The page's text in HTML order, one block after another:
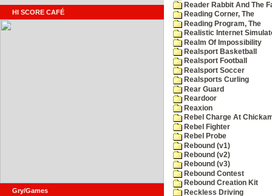
HI SCORE CAFÉ
Gry/Games
Reader Rabbit And The
Reading Corner, The
Reading Program, The
Realistic Internet
Realm Of Impossibility
Realsport Basketball
Realsport Football
Realsport Soccer
Realsports Curling
Rear Guard
Reardoor
Reaxion
Rebel Charge At
Rebel Fighter
Rebel Probe
Rebound (v1)
Rebound (v2)
Rebound (v3)
Rebound Contest
Rebound Creation Kit
Reckless Driving